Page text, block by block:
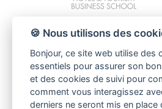
Programmes
2e cycle - MBA
🍪 Nous utilisons des
Bonjour, ce site web utilise des
essentiels pour assurer son
et des cookies de suivi pour
comment vous interagissez
derniers ne seront mis en place